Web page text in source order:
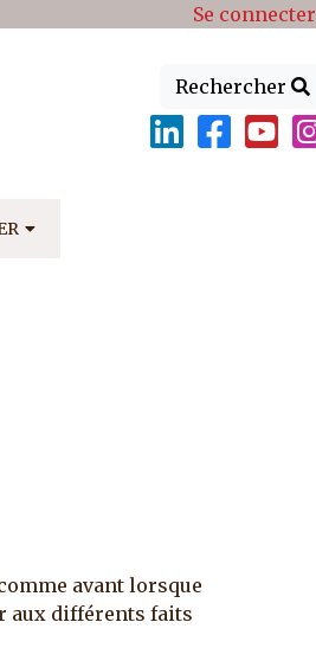
Se connecter
Rechercher
avant lorsque
aux différents faits